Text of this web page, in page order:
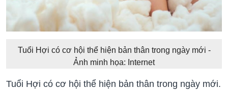
Tuổi Hợi có cơ hội thể hiện bản thân trong ngày mới -
Ảnh minh họa: Internet
Tuổi Hợi có cơ hội thể hiện bản thân trong ngày mới.